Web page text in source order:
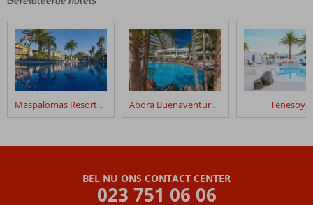
Maspalomas Resort by Dunas Abora Buenaventura by Lopesan Hotels Tenesoya
BEL NU ONS CONTACT CENTER
023 751 06 06